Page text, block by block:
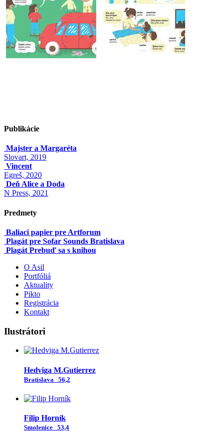
Publikácie
Majster a Margaréta
Slovart, 2019
Vincent
Egreš, 2020
Deň Alice a Doda
N Press, 2021
Predmety
Baliaci papier pre Artforum
Plagát pre Sofar Sounds Bratislava
Plagát Prebuď sa s knihou
O Asil
Portfóliá
Aktuality
Pikto
Registrácia
Kontakt
Ilustrátori
Hedviga M.Gutierrez
Bratislava 56,2
Filip Horník
Smolenice 53,4